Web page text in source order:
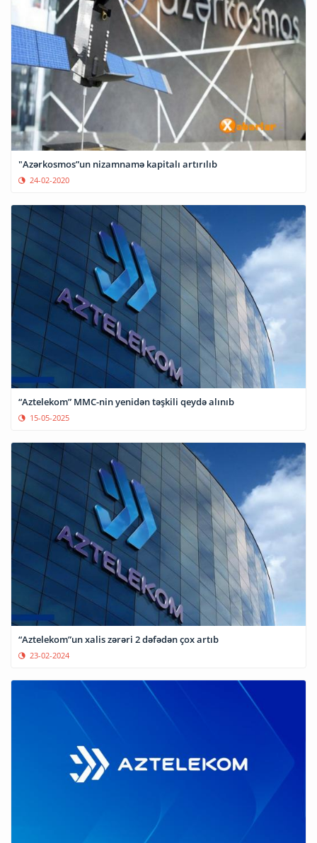
"Azərkosmos”un nizamnamə kapitalı artırılıb
24-02-2020
“Aztelekom” MMC-nin yenidən təşkili qeydə alınıb
15-05-2025
“Aztelekom”un xalis zərəri 2 dəfədən çox artıb
23-02-2024